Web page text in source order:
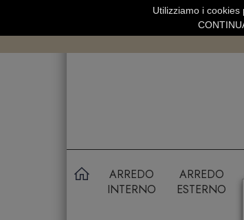
SPEDIZIONE
ARREDO
INTERNO
ARREDO
ESTERNO
Utilizziamo i